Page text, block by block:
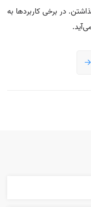
در برخی کاربردها به